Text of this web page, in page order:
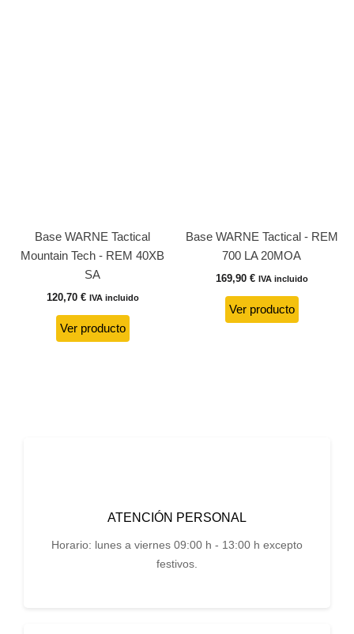
Base WARNE Tactical
Mountain Tech - REM 40XB
SA
120,70 € IVA incluido
Ver producto
Base WARNE Tactical - REM
700 LA 20MOA
169,90 € IVA incluido
Ver producto
ATENCIÓN PERSONAL
Horario: lunes a viernes 09:00 h - 13:00 h excepto
festivos.